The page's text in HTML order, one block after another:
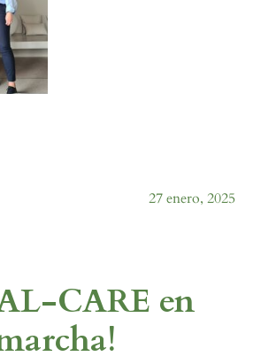
27 enero, 2025
CARE en